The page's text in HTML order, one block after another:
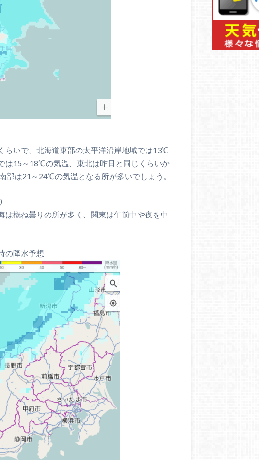
らいで、北海道東部の太平洋沿岸地域では13℃
は15～18℃の気温、東北は昨日と同じくらいか
は21～24℃の気温となる所が多いでしょう。
概ね曇りの所が多く、関東は午前中や夜を中
の降水予想